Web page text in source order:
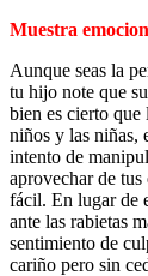
Muestra
Aunque seas la
tu hijo note que
bien es cierto que
niños y las niñas,
intento de
aprovechar de
fácil. En lugar de
ante las rabietas
sentimiento de
cariño pero sin